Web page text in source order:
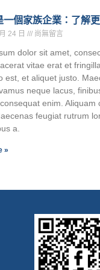
一個家族企業：了解
24 日 尚無留言
dolor sit amet,
vitae erat et
est, et aliquet justo.
neque lacus,
enim. Aliquam
feugiat rutrum
a.
»